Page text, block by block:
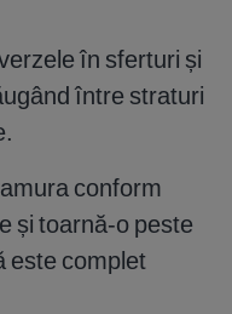
în sferturi și
între straturi
conform
și toarnă-o peste
este complet